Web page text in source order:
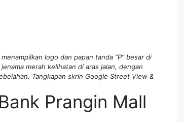
logo dan papan tanda “P” besar di
merah kelihatan di aras jalan, dengan
Tangkapan skrin Google Street View &
Prangin Mall